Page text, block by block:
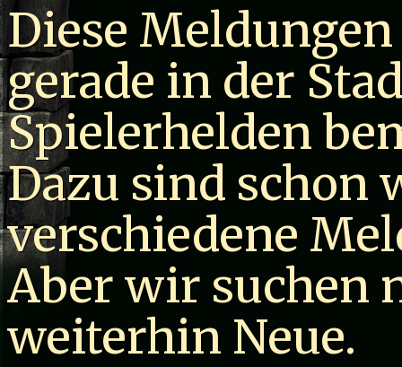
Diese
gerade in der
Spielerhelden
Dazu sind schon
verschiedene
Aber wir suchen
weiterhin Neue.